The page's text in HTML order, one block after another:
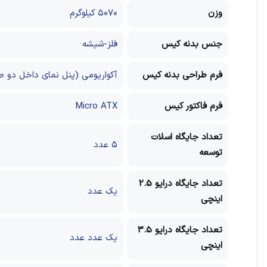
وزن ۵۰۷۰ کیلوگرم
جنس بدنه کیس فلز-شیشه
فرم طراحی بدنه کیس آکواریومی (پنل نمای داخل دو
فرم فاکتور کیس Micro ATX
تعداد جایگاه اسلات
توسعه
۵ عدد
تعداد جایگاه درایو 2.5
اینچی
یک عدد
تعداد جایگاه درایو 3.5
اینچی
یک عدد عدد